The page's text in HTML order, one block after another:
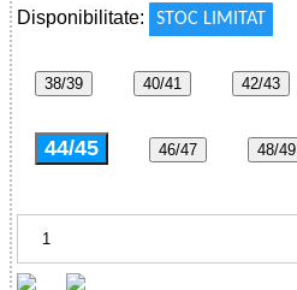
Disponibilitate:
STOC LIMITAT
38/39 40/41 42/43
44/45 46/47 48/49